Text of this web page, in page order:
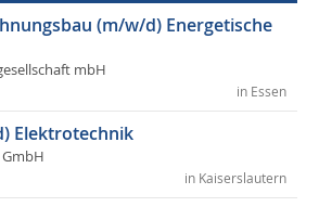
(m/w/d) Energetische
mbH
in Essen
Elektrotechnik
in Kaiserslautern